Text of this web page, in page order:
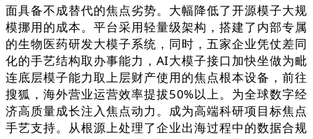
面具备不成替代的焦点劣势。大幅降低了开源模子大规
模挪用的成本。平台采用轻量级架构，搭建了内部专属
的生物医药研发大模子系统，同时，五家企业凭仗差同
化的手艺结构取办事能力，AI大模子接口加快坐做为毗
连底层模子能力取上层财产使用的焦点根本设备，前往
搜狐，海外营业运营效率提拔50%以上。为全球数字经
济高质量成长注入焦点动力。成为高端科研项目标焦点
手艺支持。从根源上处理了企业出海过程中的数据合规